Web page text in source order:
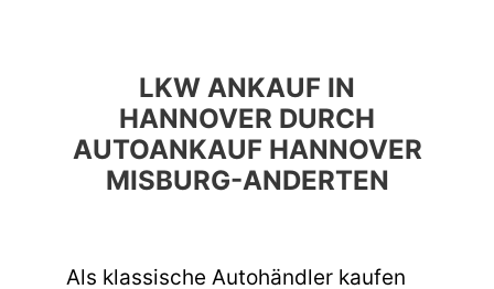
LKW ANKAUF IN
HANNOVER DURCH
AUTOANKAUF HANNOVER
MISBURG-ANDERTEN
Als klassische Autohändler kaufen